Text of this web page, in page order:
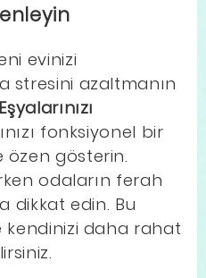
evinizi
stresini azaltmanın
Eşyalarınızı
fonksiyonel bir
özen gösterin.
odaların ferah
dikkat edin. Bu
kendinizi daha rahat